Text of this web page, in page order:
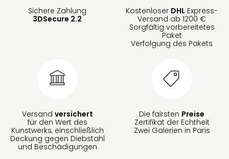
Sichere Zahlung
3DSecure 2.2
Kostenloser DHL Express-
Versand ab 1200 €
Sorgfältig vorbereitetes
Paket
Verfolgung des Pakets
Versand versichert
für den Wert des
Kunstwerks, einschließlich
Deckung gegen Diebstahl
und Beschädigungen
Die fairsten Preise
Zertifikat der Echtheit
Zwei Galerien in Paris